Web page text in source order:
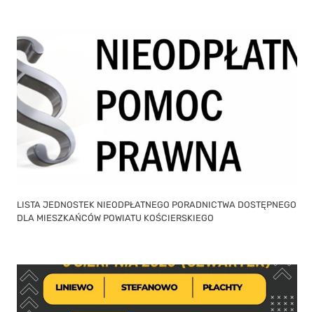
LISTA JEDNOSTEK NIEODPŁATNEGO PORADNICTWA DOSTĘPNEGO
DLA MIESZKAŃCÓW POWIATU KOŚCIERSKIEGO